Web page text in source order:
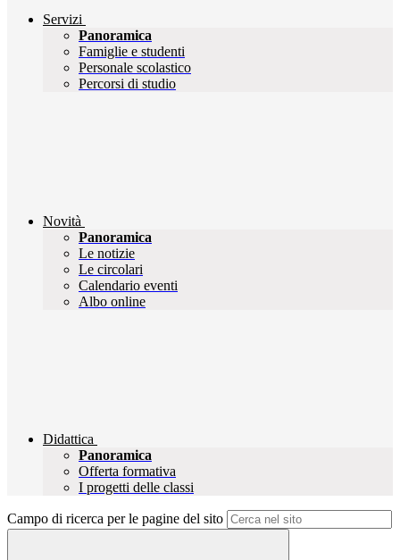
Servizi
Panoramica
Famiglie e studenti
Personale scolastico
Percorsi di studio
Novità
Panoramica
Le notizie
Le circolari
Calendario eventi
Albo online
Didattica
Panoramica
Offerta formativa
I progetti delle classi
Campo di ricerca per le pagine del sito